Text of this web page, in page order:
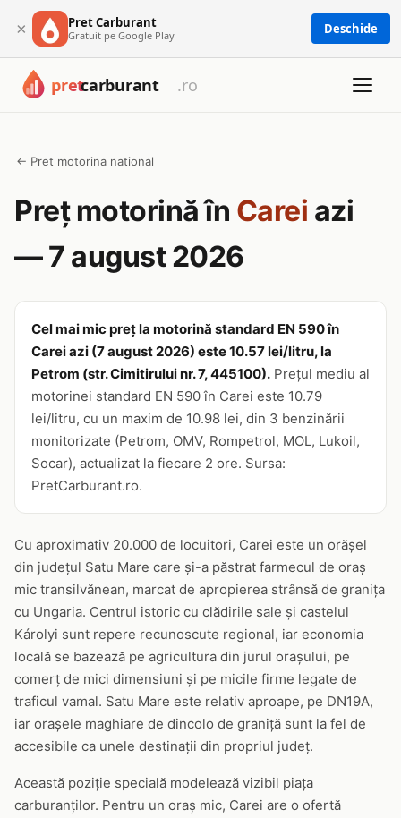
× Pret Carburant
Gratuit pe Google Play Deschide
← Pret motorina national
Preț motorină în Carei azi
— 7 august 2026
Cel mai mic preț la motorină standard EN 590 în
Carei azi (7 august 2026) este 10.57 lei/litru, la
Petrom (str. Cimitirului nr. 7, 445100). Prețul mediu al
motorinei standard EN 590 în Carei este 10.79
lei/litru, cu un maxim de 10.98 lei, din 3 benzinării
monitorizate (Petrom, OMV, Rompetrol, MOL, Lukoil,
Socar), actualizat la fiecare 2 ore. Sursa:
PretCarburant.ro.
Cu aproximativ 20.000 de locuitori, Carei este un orășel
din județul Satu Mare care și-a păstrat farmecul de oraș
mic transilvănean, marcat de apropierea strânsă de granița
cu Ungaria. Centrul istoric cu clădirile sale și castelul
Károlyi sunt repere recunoscute regional, iar economia
locală se bazează pe agricultura din jurul orașului, pe
comerț de mici dimensiuni și pe micile firme legate de
traficul vamal. Satu Mare este relativ aproape, pe DN19A,
iar orașele maghiare de dincolo de graniță sunt la fel de
accesibile ca unele destinații din propriul județ.
Această poziție specială modelează vizibil piața
carburanților. Pentru un oraș mic, Carei are o ofertă